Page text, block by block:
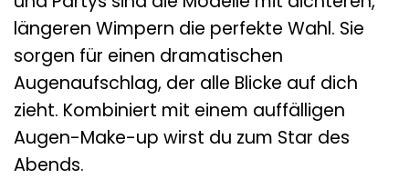
längeren Wimpern die perfekte Wahl. Sie
sorgen für einen dramatischen
Augenaufschlag, der alle Blicke auf dich
zieht. Kombiniert mit einem auffälligen
Augen-Make-up wirst du zum Star des
Abends.